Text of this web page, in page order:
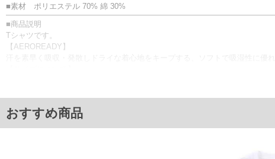
■素材 ポリエステル 70% 綿 30%
■商品説明
Tシャツです。
【AEROREADY】
■サイズ表
おすすめ商品